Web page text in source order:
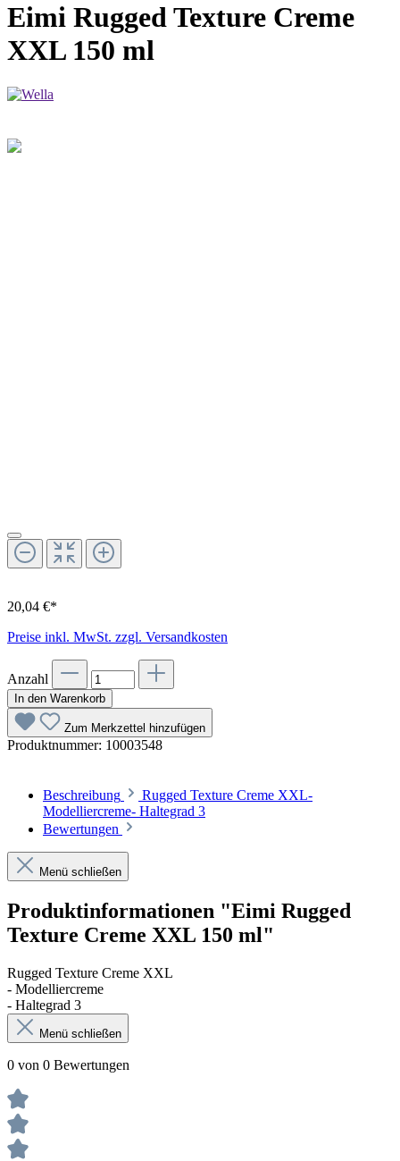
Eimi Rugged Texture Creme
XXL 150 ml
20,04 €*
Preise inkl. MwSt. zzgl. Versandkosten
Anzahl
In den Warenkorb
Zum Merkzettel hinzufügen
Produktnummer: 10003548
Beschreibung
Rugged Texture Creme XXL-
Modelliercreme- Haltegrad 3
Bewertungen
Menü schließen
Produktinformationen "Eimi Rugged
Texture Creme XXL 150 ml"
Rugged Texture Creme XXL
- Modelliercreme
- Haltegrad 3
Menü schließen
0 von 0 Bewertungen